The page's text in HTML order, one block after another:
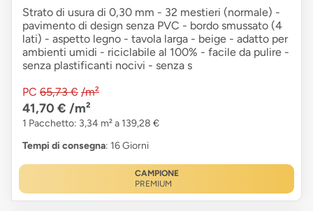
Strato di usura di 0,30 mm - 32 mestieri (normale) -
pavimento di design senza PVC - bordo smussato (4
lati) - aspetto legno - tavola larga - beige - adatto per
ambienti umidi - riciclabile al 100% - facile da pulire -
senza plastificanti nocivi - senza s
PC 65,73 € /m²
41,70 € /m²
1 Pacchetto: 3,34 m² a 139,28 €
Tempi di consegna: 16 Giorni
CAMPIONE
PREMIUM